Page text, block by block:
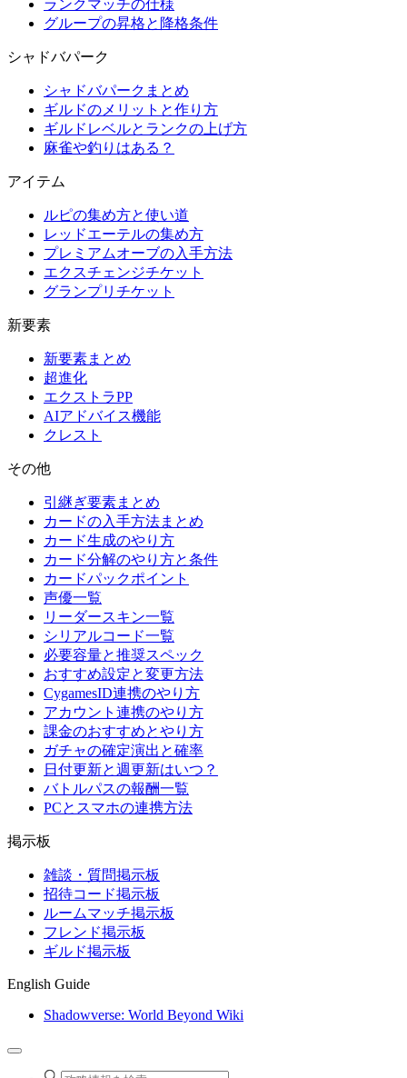
ランクマッチの仕様
グループの昇格と降格条件
シャドバパーク
シャドバパークまとめ
ギルドのメリットと作り方
ギルドレベルとランクの上げ方
麻雀や釣りはある？
アイテム
ルピの集め方と使い道
レッドエーテルの集め方
プレミアムオーブの入手方法
エクスチェンジチケット
グランプリチケット
新要素
新要素まとめ
超進化
エクストラPP
AIアドバイス機能
クレスト
その他
引継ぎ要素まとめ
カードの入手方法まとめ
カード生成のやり方
カード分解のやり方と条件
カードパックポイント
声優一覧
リーダースキン一覧
シリアルコード一覧
必要容量と推奨スペック
おすすめ設定と変更方法
CygamesID連携のやり方
アカウント連携のやり方
課金のおすすめとやり方
ガチャの確定演出と確率
日付更新と週更新はいつ？
バトルパスの報酬一覧
PCとスマホの連携方法
掲示板
雑談・質問掲示板
招待コード掲示板
ルームマッチ掲示板
フレンド掲示板
ギルド掲示板
English Guide
Shadowverse: World Beyond Wiki